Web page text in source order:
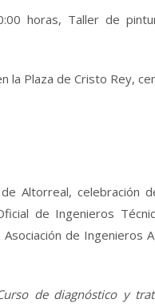
horas, Taller de
la Plaza de Cristo Rey,
Altorreal, celebración
de Ingenieros
de Ingenieros
de diagnóstico y